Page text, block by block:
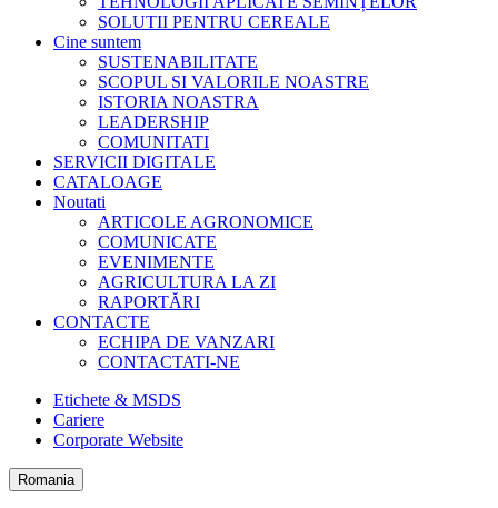
SOLUTII PENTRU CEREALE
Cine suntem
SUSTENABILITATE
SCOPUL SI VALORILE NOASTRE
ISTORIA NOASTRA
LEADERSHIP
COMUNITATI
SERVICII DIGITALE
CATALOAGE
Noutati
ARTICOLE AGRONOMICE
COMUNICATE
EVENIMENTE
AGRICULTURA LA ZI
RAPORTĂRI
CONTACTE
ECHIPA DE VANZARI
CONTACTATI-NE
Etichete & MSDS
Cariere
Corporate Website
Romania